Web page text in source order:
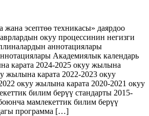
эсептөө техникасы» даярдоо
окуу процессинин негизги
аннотациялары
Академиялык календарь
карата 2024-2025 окуу жылына
жылына карата 2022-2023 окуу
окуу жылына карата 2020-2021 окуу
билим берүү стандарты 2015-
мамлекеттик билим берүү
программа […]